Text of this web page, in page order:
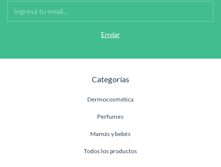
Categorías
Dermocosmética
Perfumes
Mamás y bebés
Todos los productos